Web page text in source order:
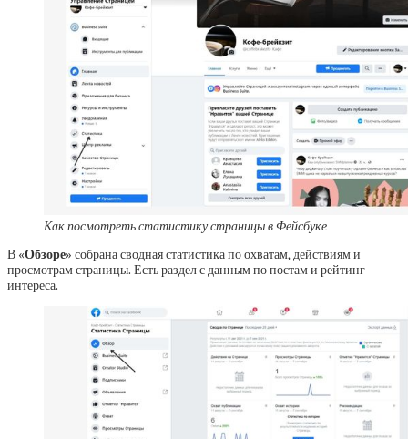
Как посмотреть статистику страницы в Фейсбуке
В «Обзоре» собрана сводная статистика по охватам, действиям и
просмотрам страницы. Есть раздел с данным по постам и рейтинг
интереса.